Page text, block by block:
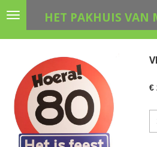
Ga
hoofdinhoud
HET PAKHUIS VAN
€